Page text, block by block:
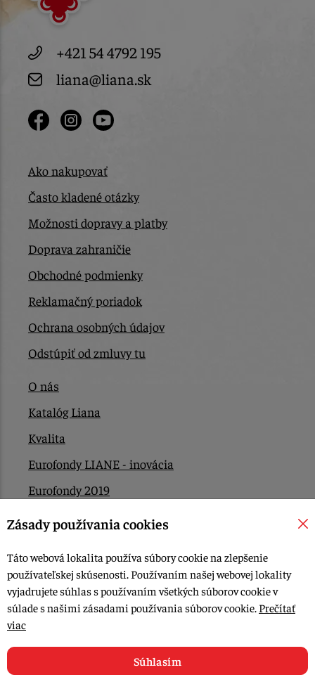
+421 54 4792 195
liana@liana.sk
Ako nakupovať
Často kladené otázky
Možnosti dopravy a platby
Doprava zahraničie
Obchodné podmienky
Reklamačný poriadok
Ochrana osobných údajov
Odstúpiť od zmluvy tu
O nás
Katalóg Liana
Kvalita
Eurofondy LIANE - inovácia
Eurofondy 2019
Eurofondy 2022/2023
Kontakt
© 2015-2026, LIANA GOLIAŠ s.r.o. všetky práva vyhradené.
Upraviť nastavenia Cookies
Zásady používania cookies
Táto webová lokalita používa súbory cookie na zlepšenie
používateľskej skúsenosti. Používaním našej webovej lokality
vyjadrujete súhlas s používaním všetkých súborov cookie v
súlade s našimi zásadami používania súborov cookie. Prečítať
viac
Súhlasím